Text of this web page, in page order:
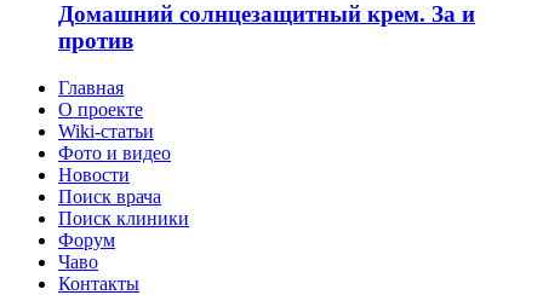
Домашний солнцезащитный крем. За и
против
Главная
О проекте
Wiki-статьи
Фото и видео
Новости
Поиск врача
Поиск клиники
Форум
Чаво
Контакты